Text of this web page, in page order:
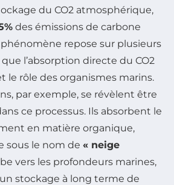
du CO2 atmosphérique,
des émissions de carbone
repose sur plusieurs
l’absorption directe du CO2
le rôle des organismes marins.
par exemple, se révèlent être
ce processus. Ils absorbent le
en matière organique,
sous le nom de « neige
vers les profondeurs marines,
stockage à long terme de